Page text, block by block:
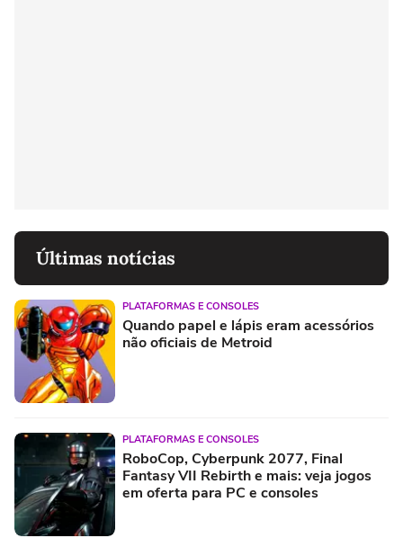
Últimas notícias
PLATAFORMAS E CONSOLES
Quando papel e lápis eram acessórios
não oficiais de Metroid
PLATAFORMAS E CONSOLES
RoboCop, Cyberpunk 2077, Final
Fantasy VII Rebirth e mais: veja jogos
em oferta para PC e consoles